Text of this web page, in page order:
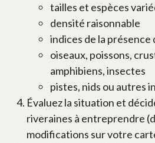
tailles et espèces
densité raisonnable
indices de la présence
oiseaux, poissons,
amphibiens, insectes
pistes, nids ou autres
Évaluez la situation et
riveraines à entreprendre
modifications sur votre